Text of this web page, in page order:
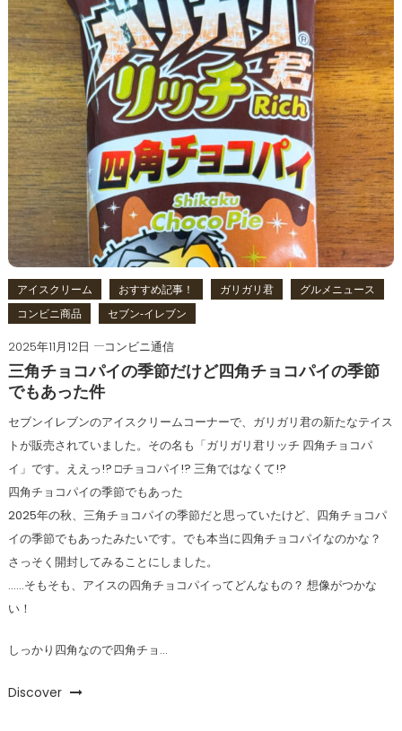
アイスクリーム おすすめ記事！ ガリガリ君
グルメニュース
コンビニ商品
セブン‐イレブン
2025年11月12日
コンビニ通信
三角チョコパイの季節だけど四角チョコパイの季節
でもあった件
セブンイレブンのアイスクリームコーナーで、ガリガリ君の新たなテイス
トが販売されていました。その名も「ガリガリ君リッチ 四角チョコパ
イ」です。ええっ!? □チョコパイ!? 三角ではなくて!?
四角チョコパイの季節でもあった
2025年の秋、三角チョコパイの季節だと思っていたけど、四角チョコパ
イの季節でもあったみたいです。でも本当に四角チョコパイなのかな？
さっそく開封してみることにしました。
……そもそも、アイスの四角チョコパイってどんなもの？ 想像がつかな
い！
しっかり四角なので四角チョ…
Discover